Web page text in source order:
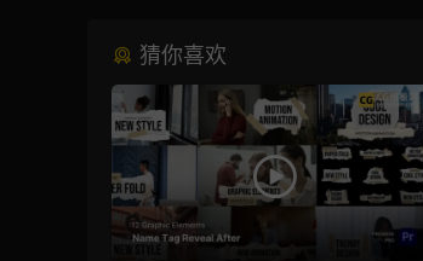
猜你喜欢